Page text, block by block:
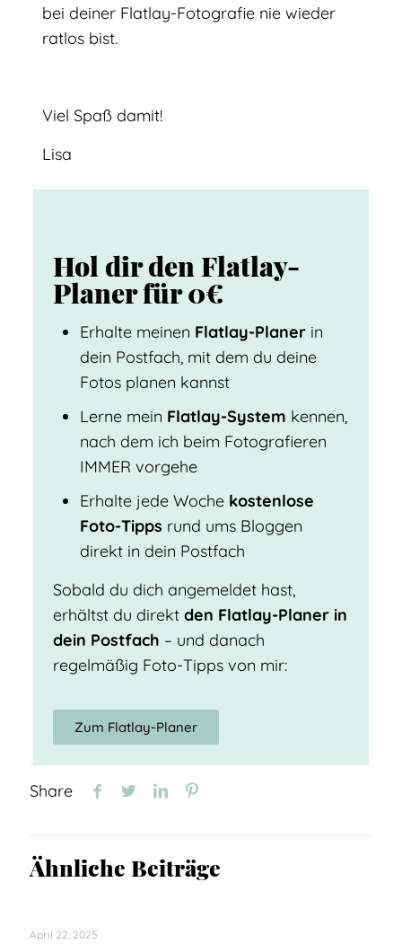
bei deiner Flatlay-Fotografie nie wieder
ratlos bist.
Viel Spaß damit!
Lisa
Hol dir den Flatlay-
Planer für 0€
Erhalte meinen Flatlay-Planerin
dein Postfach, mit dem du deine
Fotos planen kannst
Lerne mein Flatlay-System kennen,
nach dem ich beim Fotografieren
IMMER vorgehe
Erhalte jede Woche kostenlose
Foto-Tipps rund ums Bloggen
direkt in dein Postfach
Sobald du dich angemeldet hast,
erhältst du direkt den Flatlay-Planer in
dein Postfach – und danach
regelmäßig Foto-Tipps von mir:
Zum Flatlay-Planer
Share
Ähnliche Beiträge
April 22, 2025